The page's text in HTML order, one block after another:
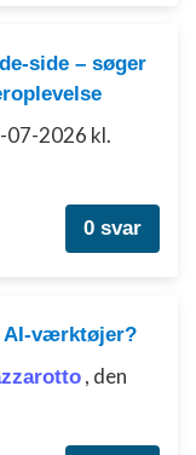
side – søger
07-2026 kl.
0 svar
AI-værktøjer?
, den
eller